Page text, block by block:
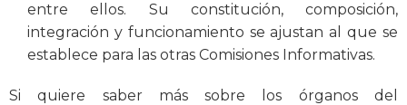
entre ellos. Su constitución, composición,
integración y funcionamiento se ajustan al que se
establece para las otras Comisiones Informativas.
Si quiere saber más sobre los órganos del